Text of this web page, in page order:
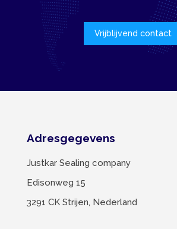
Vrijblijvend contact
Adresgegevens
Justkar Sealing company
Edisonweg 15
3291 CK Strijen, Nederland